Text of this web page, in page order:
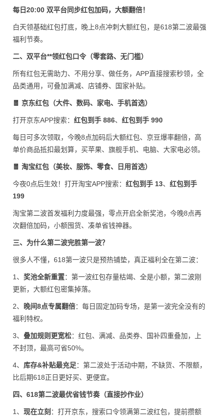
每日20:00 双平台同步红包加码，大额翻倍！
白天领基础红包打底，晚上8点冲刺大额红包，是618第二波最强
福利节奏。
二、双平台**领红包口令（零套路、无门槛）
所有红包无需助力、不用分享、做任务，APP直接搜索秒领，全
品类通用，可叠加满减、店铺券、国家补贴。
🧧 京东红包（大件、数码、家电、手机首选）
打开京东APP搜索： 红包到手 886、 红包到手 990
每日可多次领取，今晚8点加码后大额红包、京豆爆率翻倍，高
单价商品抵扣最划算，买苹果、旗舰手机、电脑、大家电必领。
🧧 淘宝红包（美妆、服饰、零食、日用首选）
今夜0点后生效！打开淘宝APP搜索： 红包到手 13、 红包到手
199
淘宝第二波首发福利力度最强，零点开启全新奖池，今晚8点再
次翻倍加码，小额囤货、凑单省钱神器。
三、为什么第二波完胜第一波？
很多人不懂，618第一波只是预热铺垫，真正福利全在第二波：
1、 奖池全新重置：第一波红包存量枯竭、全是小额，第二波刚
更新，大额红包密集掉落。
2、 晚间8点专属翻倍：每日固定加码专场，是第一波完全没有的
福利特权。
3、 叠加规则更宽松：红包、满减、品类券、国补四重叠加，上
不封顶，最高可省50%。
4、 库存&补贴最充足：第二波处于活动中期，不缺货、不限额，
比后期618正日更好买、更便宜。
四、618第二波最优省钱节奏（直接抄作业）
1、 现在立刻 ：打开京东，搜索口令领满第二波红包，提前攒额